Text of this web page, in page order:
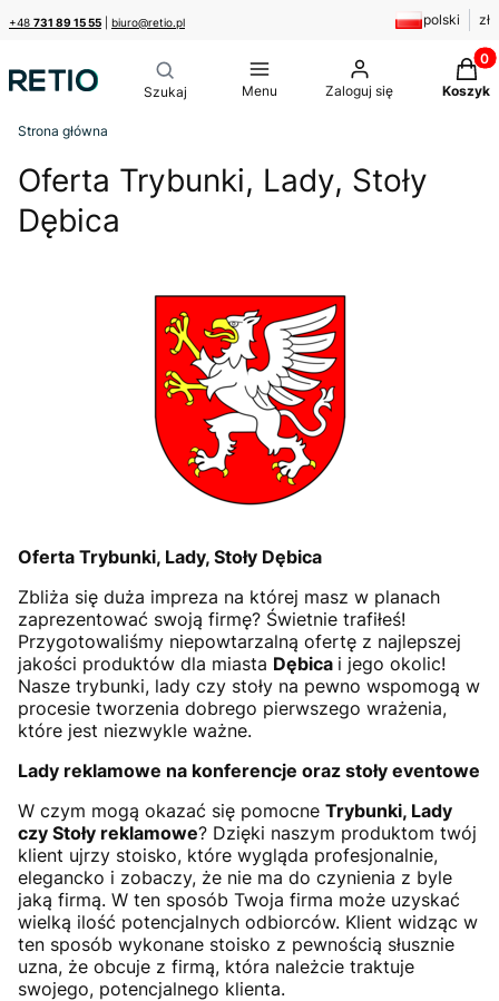
+48 731 89 15 55 biuro@retio.pl polski zł
Menu Zaloguj się Koszyk
Strona główna
Oferta Trybunki, Lady, Stoły
Dębica
Oferta Trybunki, Lady, Stoły Dębica
Zbliża się duża impreza na której masz w planach
zaprezentować swoją firmę? Świetnie trafiłeś!
Przygotowaliśmy niepowtarzalną ofertę z najlepszej
jakości produktów dla miasta Dębica i jego okolic!
Nasze trybunki, lady czy stoły na pewno wspomogą w
procesie tworzenia dobrego pierwszego wrażenia,
które jest niezwykle ważne.
Lady reklamowe na konferencje oraz stoły eventowe
W czym mogą okazać się pomocne Trybunki, Lady
czy Stoły reklamowe? Dzięki naszym produktom twój
klient ujrzy stoisko, które wygląda profesjonalnie,
elegancko i zobaczy, że nie ma do czynienia z byle
jaką firmą. W ten sposób Twoja firma może uzyskać
wielką ilość potencjalnych odbiorców. Klient widząc w
ten sposób wykonane stoisko z pewnością słusznie
uzna, że obcuje z firmą, która należcie traktuje
swojego, potencjalnego klienta.